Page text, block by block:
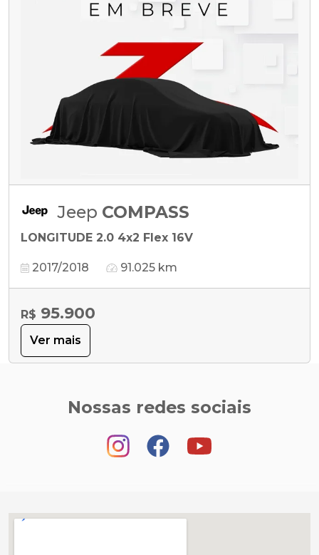
Jeep COMPASS
LONGITUDE 2.0 4x2 Flex 16V
2017/2018 91.025 km
R$ 95.900
Ver mais
Nossas redes sociais